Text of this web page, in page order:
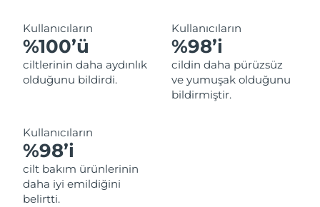
Kullanıcıların
%100’ü
ciltlerinin daha aydınlık
olduğunu bildirdi.
Kullanıcıların
%98’i
cildin daha pürüzsüz
ve yumuşak olduğunu
bildirmiştir.
Kullanıcıların
%98’i
cilt bakım ürünlerinin
daha iyi emildiğini
belirtti.
Litvanya
Tahmini teslim tarihi
Tahmini teslim tarihi
Çin Makao ÖİB
Malezya